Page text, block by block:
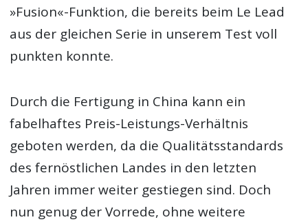
»Fusion«-Funktion, die bereits beim Le Lead
aus der gleichen Serie in unserem Test voll
punkten konnte.
Durch die Fertigung in China kann ein
fabelhaftes Preis-Leistungs-Verhältnis
geboten werden, da die Qualitätsstandards
des fernöstlichen Landes in den letzten
Jahren immer weiter gestiegen sind. Doch
nun genug der Vorrede, ohne weitere